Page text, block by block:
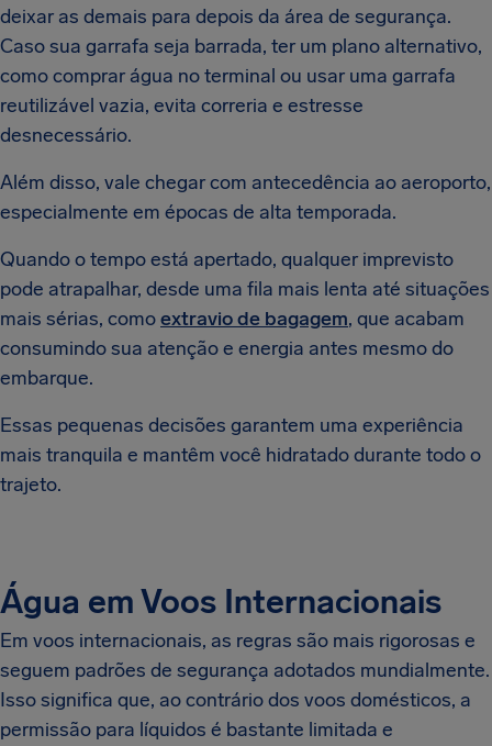
deixar as demais para depois da área de segurança.
Caso sua garrafa seja barrada, ter um plano alternativo,
como comprar água no terminal ou usar uma garrafa
reutilizável vazia, evita correria e estresse
desnecessário.
Além disso, vale chegar com antecedência ao aeroporto,
especialmente em épocas de alta temporada.
Quando o tempo está apertado, qualquer imprevisto
pode atrapalhar, desde uma fila mais lenta até situações
mais sérias, comoextravio de bagagem, que acabam
consumindo sua atenção e energia antes mesmo do
embarque.
Essas pequenas decisões garantem uma experiência
mais tranquila e mantêm você hidratado durante todo o
trajeto.
Água em Voos Internacionais
Em voos internacionais, as regras são mais rigorosas e
seguem padrões de segurança adotados mundialmente.
Isso significa que, ao contrário dos voos domésticos, a
permissão para líquidos é bastante limitada e